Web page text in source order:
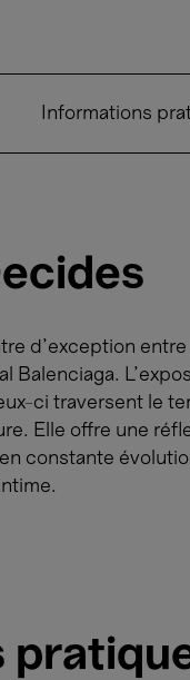
Informations
d'exception
Balenciaga.
ci traversent le
Elle offre une
constante